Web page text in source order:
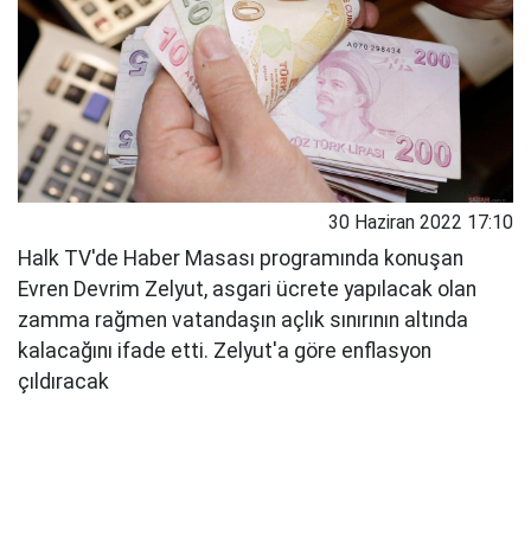
30 Haziran 2022 17:10
Halk TV'de Haber Masası programında konuşan
Evren Devrim Zelyut, asgari ücrete yapılacak olan
zamma rağmen vatandaşın açlık sınırının altında
kalacağını ifade etti. Zelyut'a göre enflasyon
çıldıracak